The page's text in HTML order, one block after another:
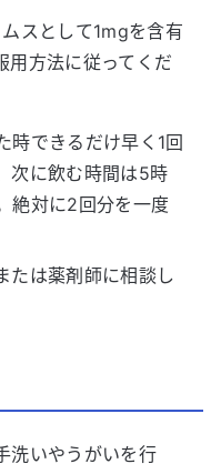
スとして1mgを含有
用方法に従ってくだ
時できるだけ早く1回
次に飲む時間は5時
絶対に2回分を一度
たは薬剤師に相談し
洗いやうがいを行